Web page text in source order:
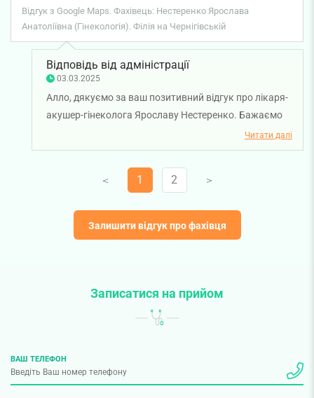
Відгук з Google Maps. Фахівець: Нестеренко Ярослава
Анатоліївна (Гінекологія). Філія на Чернігівській
Відповідь від адміністрації
03.03.2025
Алло, дякуємо за ваш позитивний відгук про лікаря-
акушер-гінеколога Ярославу Нестеренко. Бажаємо
Читати далі
V 1 2 V
Залишити відгук про фахівця
Записатися на прийом
ВАШ ТЕЛЕФОН